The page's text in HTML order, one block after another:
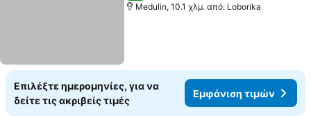
Medulin, 10.1 χλμ. από: Loborika
Επιλέξτε ημερομηνίες, για να
δείτε τις ακριβείς τιμές
Εμφάνιση τιμών